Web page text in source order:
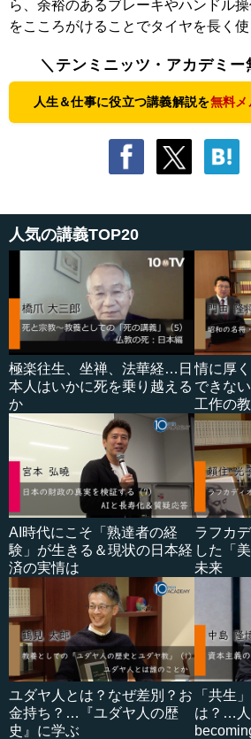
ら、余裕のあるブレーキやハンドル
をこころがけることでタイヤを長く使
＼テンミニッツ・アカデミー
人生＆仕事に役立つ講義解説を無料メ
人気の講義TOP20
極楽往生、坐禅、法華経…日
本人はいかに死を乗り越える
か
情に厚
できな
工作の教
AI時代にこそ「熟達者の経
験」が生きる＆現状の日本経
済の実情は
ラフカ
した「
未来
ユダヤ人とは？なぜ差別？お
金持ち？…『ユダヤ人の歴
史』に学ぶ
「共生
は？…人